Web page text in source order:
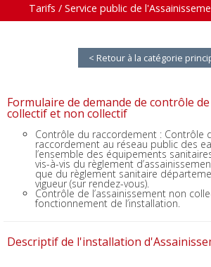
Tarifs / Service public de
< Retour à la catégorie
Formulaire de demande de contrôle
collectif et non collectif
Contrôle du raccordement : Contrôle
raccordement au réseau public des
l’ensemble des équipements
vis-à-vis du règlement
que du règlement sanitaire
vigueur (sur rendez-vous).
Contrôle de l’assainissement non
fonctionnement de l’installation.
Descriptif de l'installation